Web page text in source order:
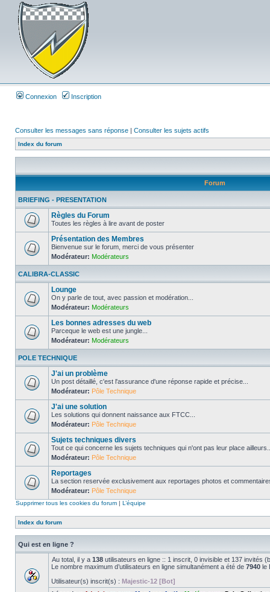
Connexion Inscription
Consulter les messages sans réponse | Consulter les sujets actifs
Index du forum
Forum
BRIEFING - PRESENTATION
Règles du Forum
Toutes les règles à lire avant de poster
Présentation des Membres
Bienvenue sur le forum, merci de vous présenter
Modérateur: Modérateurs
CALIBRA-CLASSIC
Lounge
On y parle de tout, avec passion et modération...
Modérateur: Modérateurs
Les bonnes adresses du web
Parceque le web est une jungle...
Modérateur: Modérateurs
POLE TECHNIQUE
J'ai un problème
Un post détaillé, c'est l'assurance d'une réponse rapide et précise...
Modérateur: Pôle Technique
J'ai une solution
Les solutions qui donnent naissance aux FTCC...
Modérateur: Pôle Technique
Sujets techniques divers
Tout ce qui concerne les sujets techniques qui n'ont pas leur place
Modérateur: Pôle Technique
Reportages
La section reservée exclusivement aux reportages photos et
Modérateur: Pôle Technique
Supprimer tous les cookies du forum | L’équipe
Index du forum
Qui est en ligne ?
Au total, il y a 138 utilisateurs en ligne :: 1 inscrit, 0 invisible et 137 invités
Le nombre maximum d’utilisateurs en ligne simultanément a été de 7940 le
Utilisateur(s) inscrit(s) : Majestic-12 [Bot]